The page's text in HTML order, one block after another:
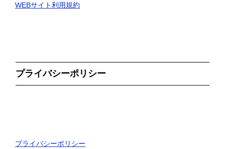
WEBサイト利用規約
プライバシーポリシー
プライバシーポリシー